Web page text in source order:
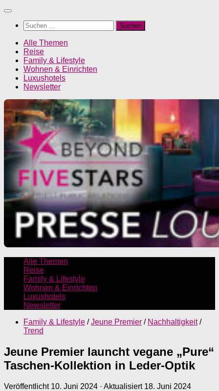
Unter
Inhalt
Suchen
nach:
Alle Themen
Reise
Family & Lifestyle
Wohnen & Einrichten
Luxushotels
Newsletter
Alle Themen
Reise
Family & Lifestyle
Wohnen & Einrichten
Luxushotels
Newsletter
Family & Lifestyle / Jeune Premier / Nachhaltigkeit /
Trend
Jeune Premier launcht vegane „Pure“
Taschen-Kollektion in Leder-Optik
Veröffentlicht 10. Juni 2024 · Aktualisiert 18. Juni 2024